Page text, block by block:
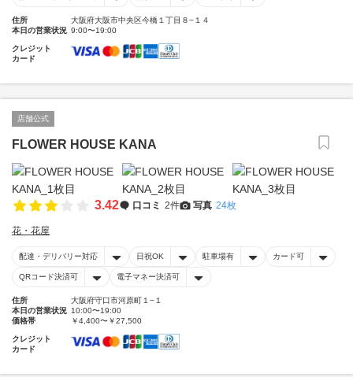
住所
大阪府大阪市中央区今橋１丁目８−１４
本日の営業状況 9:00〜19:00
クレジット
カード
店舗公式
FLOWER HOUSE KANA
3.42 口コミ 2件 写真 24枚
花・花屋
配達・デリバリー対応 日祝OK 駐車場有 カード可
QRコード決済可 電子マネー決済可
住所
大阪府守口市河原町１−１
本日の営業状況 10:00〜19:00
価格帯
￥4,400〜￥27,500
クレジット
カード